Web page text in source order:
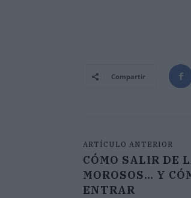
Compartir
ARTÍCULO ANTERIOR
CÓMO SALIR DE
MOROSOS… Y
ENTRAR